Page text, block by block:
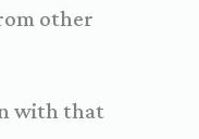
other
with that